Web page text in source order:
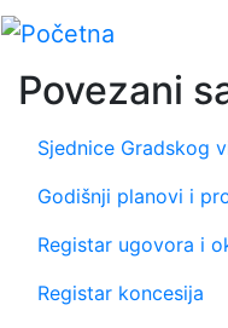
Skip
main
content
Povezani
Sjednice Gradskog
Godišnji planovi i
Registar ugovora i
Registar koncesija